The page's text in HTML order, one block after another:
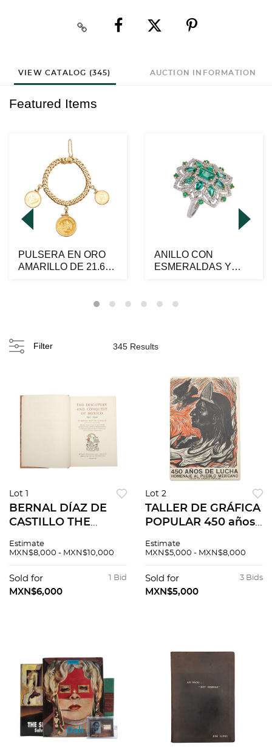
VIEW CATALOG (345) AUCTION INFORMATION
Featured Items
PULSERA EN ORO
AMARILLO DE 21.6K,
ANILLO CON
ESMERALDAS Y
Filter 345 Results
Lot 1
BERNAL DÍAZ DE
CASTILLO THE
CONQUEST OF
MÉXICO: THE
LIMITED EDITIONS
Estimate
MXN$8,000 - MXN$10,000
1 Bid
Sold for
MXN$6,000
Lot 2
TALLER DE GRÁFICA
POPULAR 450 años
al pueblo mexicano,
1960 Piezas: 143
láminas
Estimate
MXN$5,000 - MXN$8,000
3 Bids
Sold for
MXN$5,000